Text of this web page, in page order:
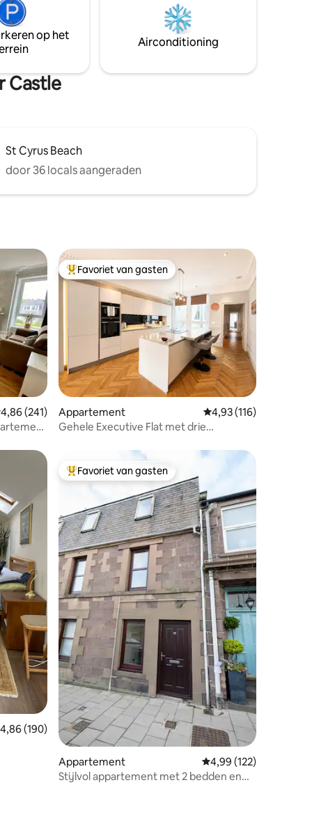
ons
ontspannen in de hot tub en te
ontspannen terwijl je luistert naar de
zee. Boek in de But 'n' Ben, Auchmithie 's
vijfsterrenrestaurant.
op het
Airconditioning
Castle
St Cyrus Beach
door 36 locals aangeraden
beoordeling van 4,86 uit 5, 241 recensies
4,86 (241)
Topfavoriet van gasten
Favoriet van gasten
Appartement Gemiddelde
4,93 (116)
Gehele Executive Flat met drie
beoordeling van 4,86 uit 5, 190 recensies
4,86 (190)
Topfavoriet van gasten
Favoriet van gasten
Appartement Gemiddelde
4,99 (122)
Stijlvol appartement met 2 bedden en